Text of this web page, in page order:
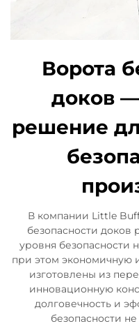
Ворота
доков
решение
В компании Little
безопасности
уровня безопасности
при этом экономичную
изготовлены из
инновационную
долговечность и
безопасности